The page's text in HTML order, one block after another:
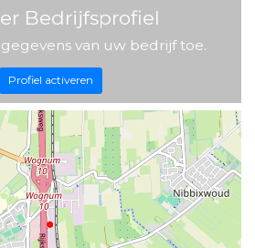
Bedrijfsprofiel
van uw bedrijf toe.
Profiel activeren